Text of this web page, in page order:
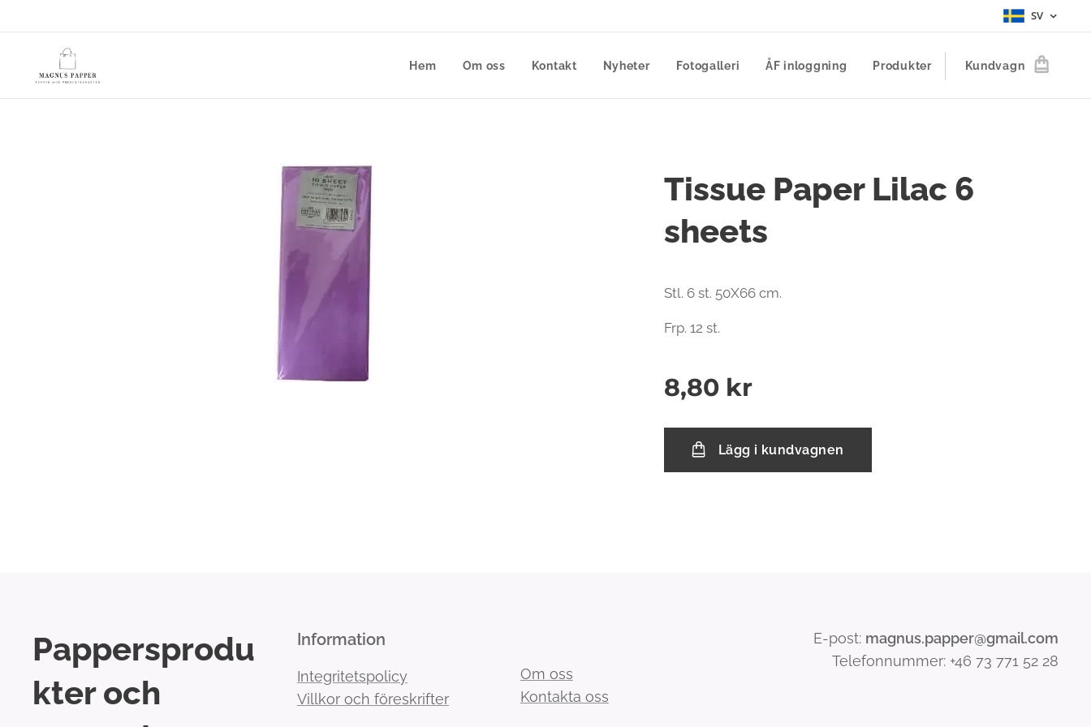
SV
Hem Om oss Kontakt Nyheter Fotogalleri ÅF inloggning Produkter Kundvagn
Tissue Paper Lilac 6
sheets
Stl. 6 st. 50X66 cm.
Frp. 12 st.
8,80 kr
Lägg i kundvagnen
Pappersprodu
kter och
Information
Integritetspolicy
Villkor och föreskrifter
Om oss
Kontakta oss
E-post: magnus.papper@gmail.com
Telefonnummer: +46 73 771 52 28